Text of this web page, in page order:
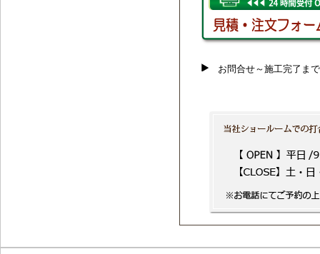
お問合せ～施工完了まで